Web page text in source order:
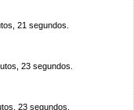
21 segundos.
23 segundos.
23 segundos.